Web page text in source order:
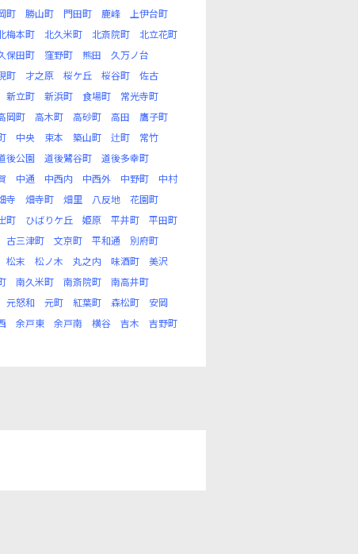
町 勝山町 門田町 鹿峰
上伊台町
梅本町 北久米町 北斎院町
北立花町
保田町 窪野町 熊田
久万ノ台
町 才之原 桜ケ丘 桜谷町
佐古
新立町 新浜町 食場町
常光寺町
岡町 高木町 高砂町 高田
鷹子町
中央 束本 築山町 辻町
常竹
後公園 道後鷺谷町
道後多幸町
中通 中西内 中西外 中野町
中村
寺 畑寺町 畑里 八反地
花園町
町 ひばりケ丘 姫原 平井町
平田町
古三津町 文京町 平和通
別府町
松末 松ノ木 丸之内 味酒町
美沢
南久米町 南斎院町
南高井町
元怒和 元町 紅葉町 森松町
安岡
余戸東 余戸南 横谷 吉木
吉野町